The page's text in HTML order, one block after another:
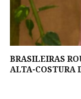
BRASILEIRAS
ALTA-COSTURA